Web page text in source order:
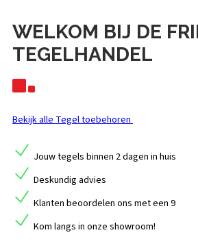
WELKOM BIJ DE
TEGELHANDEL
Bekijk alle Tegel toebehoren
Jouw tegels binnen 2 dagen in huis
Deskundig advies
Klanten beoordelen ons met een 9
Kom langs in onze showroom!